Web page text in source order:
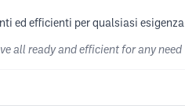
ed efficienti per qualsiasi esigenza
all ready and efficient for any need